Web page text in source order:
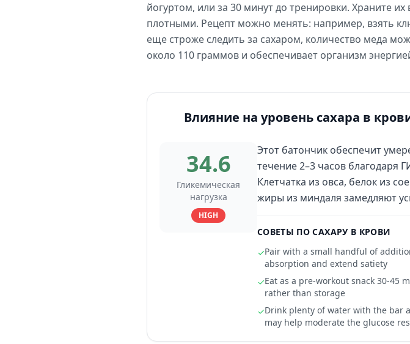
йогуртом, или за 30 минут до тренировки. Храните
плотными. Рецепт можно менять: например, взять
еще строже следить за сахаром, количество меда
около 110 граммов и обеспечивает организм
Влияние на уровень сахара в
34.6
Гликемическая
нагрузка
HIGH
Этот батончик обеспечит
течение 2–3 часов благодаря
Клетчатка из овса, белок из
жиры из миндаля замедляют
СОВЕТЫ ПО САХАРУ В КРОВИ
✓Pair with a small handful of
absorption and extend satiety
✓Eat as a pre-workout snack 30-45
rather than storage
✓Drink plenty of water with the bar
may help moderate the glucose